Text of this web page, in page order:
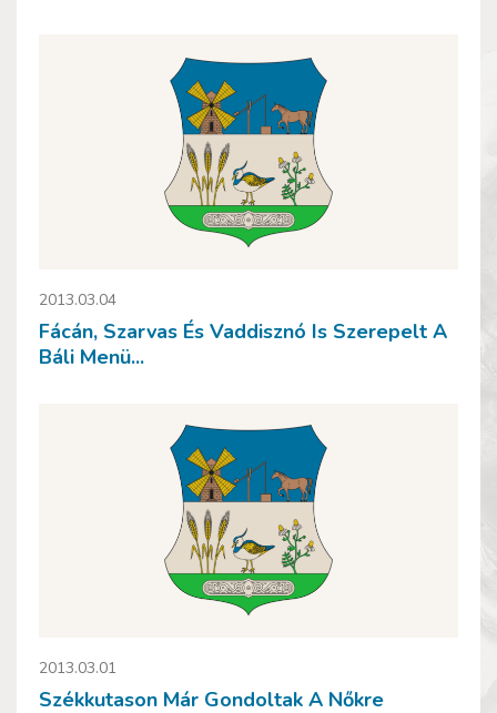
2013.03.04
Fácán, Szarvas És Vaddisznó Is Szerepelt A
Báli Menü...
2013.03.01
Székkutason Már Gondoltak A Nőkre